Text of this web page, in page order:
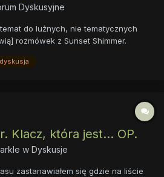
Dyskusyjne
do lużnych, nie tematycznych
rozmówek z Sunset Shimmer.
dyskusja
Klacz, która jest... OP.
w Dyskusje
zastanawiałem się gdzie na liście